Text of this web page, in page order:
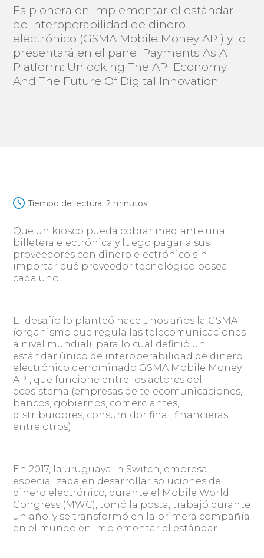
Es pionera en implementar el estándar
de interoperabilidad de dinero
electrónico (GSMA Mobile Money API) y lo
presentará en el panel Payments As A
Platform: Unlocking The API Economy
And The Future Of Digital Innovation
Tiempo de lectura: 2 minutos
Que un kiosco pueda cobrar mediante una
billetera electrónica y luego pagar a sus
proveedores con dinero electrónico sin
importar qué proveedor tecnológico posea
cada uno.
El desafío lo planteó hace unos años la GSMA
(organismo que regula las telecomunicaciones
a nivel mundial), para lo cual definió un
estándar único de interoperabilidad de dinero
electrónico denominado GSMA Mobile Money
API, que funcione entre los actores del
ecosistema (empresas de telecomunicaciones,
bancos, gobiernos, comerciantes,
distribuidores, consumidor final, financieras,
entre otros).
En 2017, la uruguaya In Switch, empresa
especializada en desarrollar soluciones de
dinero electrónico, durante el Mobile World
Congress (MWC), tomó la posta, trabajó durante
un año, y se transformó en la primera compañía
en el mundo en implementar el estándar.